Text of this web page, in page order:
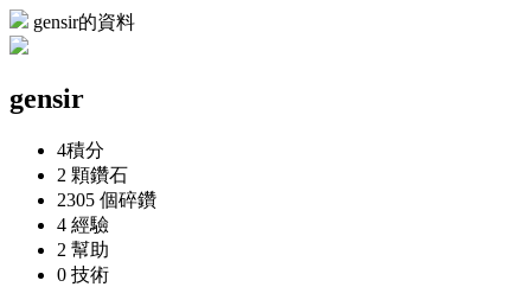
gensir的資料
gensir
4積分
2 顆鑽石
2305 個碎鑽
4 經驗
2 幫助
0 技術